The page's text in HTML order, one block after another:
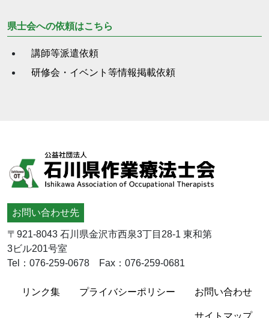
県士会への依頼はこちら
講師等派遣依頼
研修会・イベント等情報掲載依頼
お問い合わせ先
〒921-8043 石川県金沢市西泉3丁目28-1 東和第
3ビル201号室
Tel：076-259-0678 Fax：076-259-0681
リンク集 プライバシーポリシー お問い合わせ